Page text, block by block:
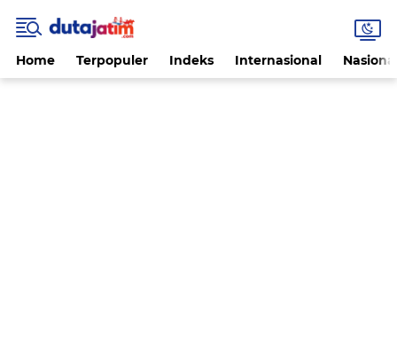
Home Terpopuler Indeks Internasional